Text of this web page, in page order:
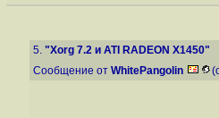
5. "Xorg 7.2 и ATI RADEON X1450"
Сообщение от WhitePangolin